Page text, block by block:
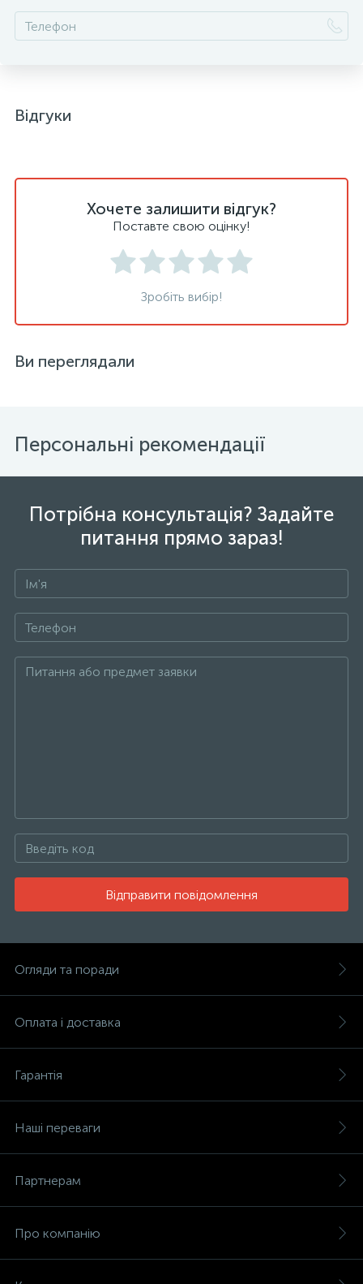
Відгуки
Хочете залишити відгук?
Поставте свою оцінку!
Зробіть вибір!
Ви переглядали
Персональні рекомендації
Потрібна консультація? Задайте
питання прямо зараз!
Відправити повідомлення
Огляди та поради
Оплата і доставка
Гарантія
Наші переваги
Партнерам
Про компанію